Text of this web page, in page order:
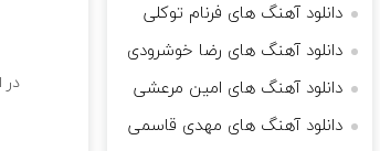
در
دانلود آهنگ های فرنام توکلی
دانلود آهنگ های رضا خوشرودی
دانلود آهنگ های امین مرعشی
دانلود آهنگ های مهدی قاسمی